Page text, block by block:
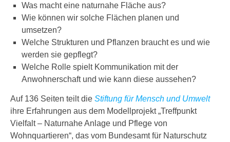
Was macht eine naturnahe Fläche aus?
Wie können wir solche Flächen planen und
umsetzen?
Welche Strukturen und Pflanzen braucht es und wie
werden sie gepflegt?
Welche Rolle spielt Kommunikation mit der
Anwohnerschaft und wie kann diese aussehen?
Auf 136 Seiten teilt die Stiftung für Mensch und Umwelt
ihre Erfahrungen aus dem Modellprojekt „Treffpunkt
Vielfalt – Naturnahe Anlage und Pflege von
Wohnquartieren“, das vom Bundesamt für Naturschutz